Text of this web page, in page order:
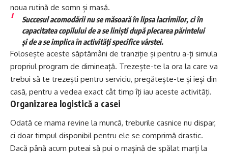
noua rutină de somn și masă.
Succesul acomodării nu se măsoară în lipsa lacrimilor, ci în
capacitatea copilului de a se liniști după plecarea părintelui
și de a se implica în activități specifice vârstei.
Folosește aceste săptămâni de tranziție și pentru a-ți simula
propriul program de dimineață. Trezește-te la ora la care va
trebui să te trezești pentru serviciu, pregătește-te și ieși din
casă, pentru a vedea exact cât timp îți iau aceste activități.
Organizarea logistică a casei
Odată ce mama revine la muncă, treburile casnice nu dispar,
ci doar timpul disponibil pentru ele se comprimă drastic.
Dacă până acum puteai să pui o mașină de spălat marți la